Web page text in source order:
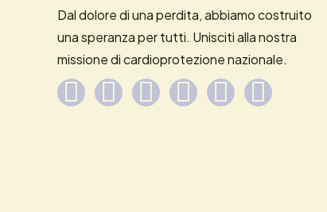
Dal dolore di una perdita, abbiamo costruito
una speranza per tutti. Unisciti alla nostra
missione di cardioprotezione nazionale.